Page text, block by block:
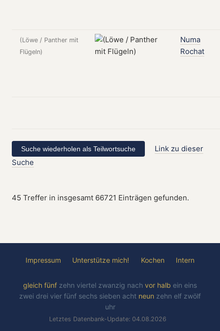
(Löwe / Panther mit
Flügeln)
Numa
Rochat
Link zu dieser
Suche
45 Treffer in insgesamt 66721 Einträgen gefunden.
Impressum Unterstütze mich! Kochen Intern
gleich fünf zehn viertel zwanzig nach vor halb ein eins
zwei drei vier fünf sechs sieben acht neun zehn elf zwölf
uhr
Letztes Datenbank-Update: 04.08.2026